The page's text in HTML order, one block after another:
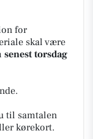
for
skal være
senest torsdag
til samtalen
kørekort.